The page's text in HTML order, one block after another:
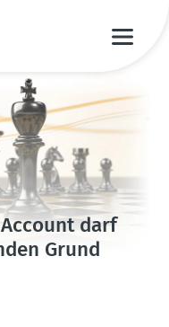
darf
Grund